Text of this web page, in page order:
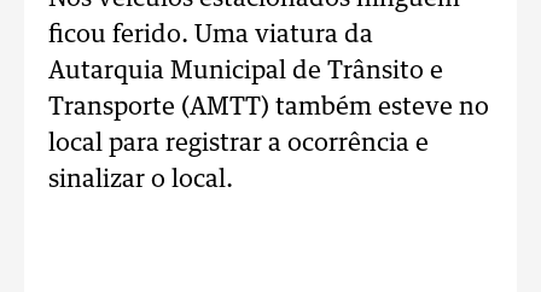
ficou ferido. Uma viatura da
Autarquia Municipal de Trânsito e
Transporte (AMTT) também esteve no
local para registrar a ocorrência e
sinalizar o local.